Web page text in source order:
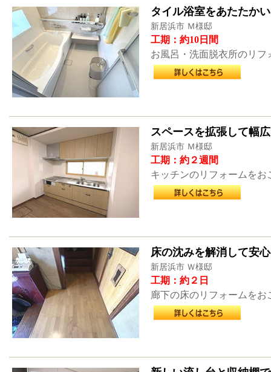
タイル浴室をあたたか
新居浜市 Ｍ様邸
工期：約10日間
お風呂・洗面脱衣所のリ
スペースを拡張して幅
新居浜市 Ｍ様邸
工期：約２週間
キッチンのリフォームをお
床の沈みを解消して安
新居浜市 Ｗ様邸
工期：約２日
廊下の床のリフォームをお